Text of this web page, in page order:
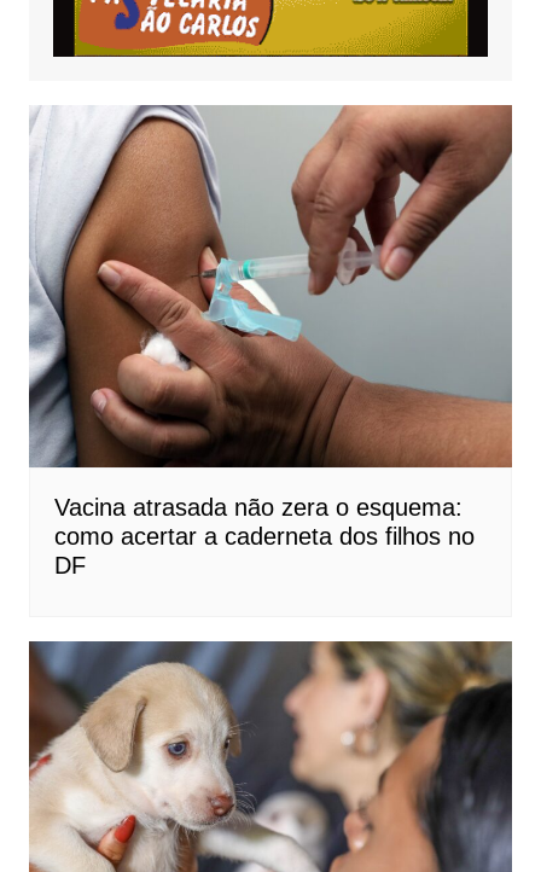
Vacina atrasada não zera o esquema:
como acertar a caderneta dos filhos no
DF